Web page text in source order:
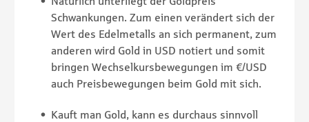
Schwankungen. Zum einen verändert sich der
Wert des Edelmetalls an sich permanent, zum
anderen wird Gold in USD notiert und somit
bringen Wechselkursbewegungen im €/USD
auch Preisbewegungen beim Gold mit sich.
Kauft man Gold, kann es durchaus sinnvoll